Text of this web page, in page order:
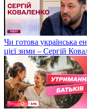
Чи готова українська
цієї зими – Сергій